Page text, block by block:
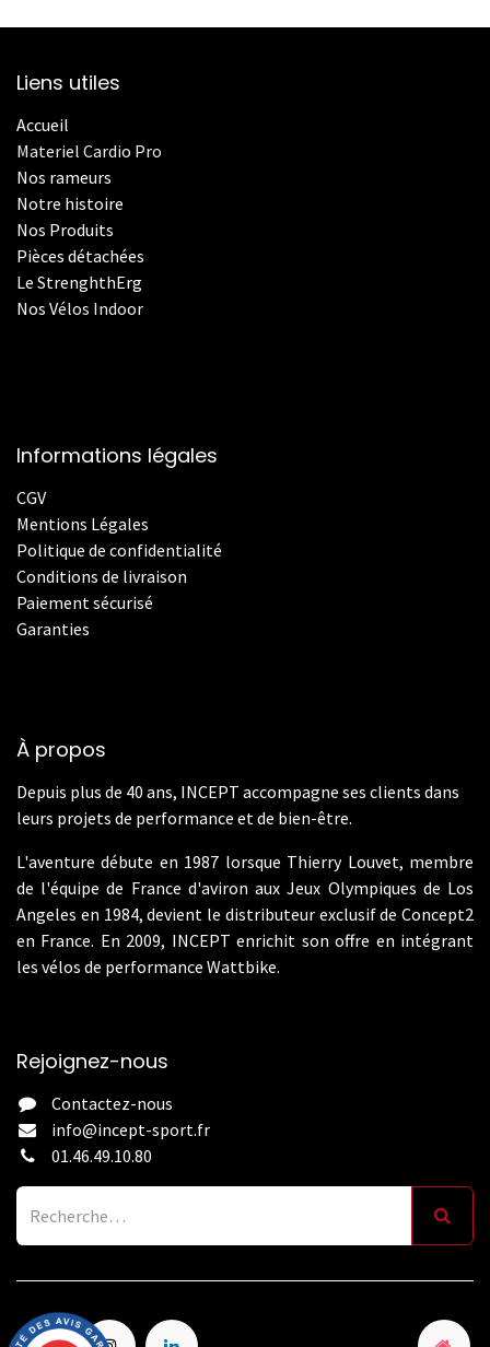
Liens utiles
Accueil
Materiel Cardio Pro
Nos rameurs
Notre histoire
Nos Produits
Pièces détachées
Le StrenghthErg
Nos Vélos Indoor
Informations légales
CGV
Mentions Légales
Politique de confidentialité
Conditions de livraison
Paiement sécurisé
Garanties
À propos
Depuis plus de 40 ans, INCEPT accompagne ses clients dans
leurs projets de performance et de bien-être.
L'aventure débute en 1987 lorsque Thierry Louvet, membre
de l'équipe de France d'aviron aux Jeux Olympiques de Los
Angeles en 1984, devient le distributeur exclusif de Concept2
en France. En 2009, INCEPT enrichit son offre en intégrant
les vélos de performance Wattbike.
Rejoignez-nous
Contactez-nous
info@incept-sport.fr
01.46.49.10.80